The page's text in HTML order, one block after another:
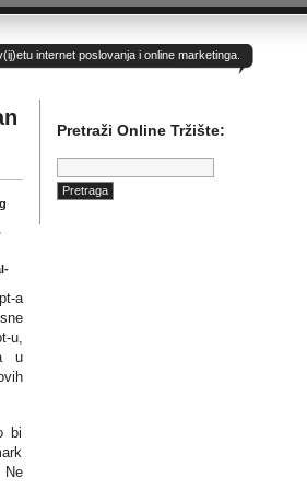
internet poslovanja i online marketinga.
a
u,
u
bi
Ne
Pretraži Online Tržište:
Pretraga: